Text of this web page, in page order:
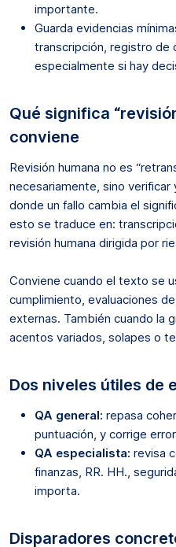
importante.
Guarda evidencias
transcripción, registro de
especialmente si hay
Qué significa
conviene
Revisión humana no es
necesariamente, sino
donde un fallo cambia el
esto se traduce en:
revisión humana dirigida por
Conviene cuando el texto se
cumplimiento, evaluaciones
externas. También cuando la
acentos variados, solapes o
Dos niveles útiles de
QA general: repasa
puntuación, y corrige
QA especialista: revisa
finanzas, RR. HH.,
importa.
Disparadores